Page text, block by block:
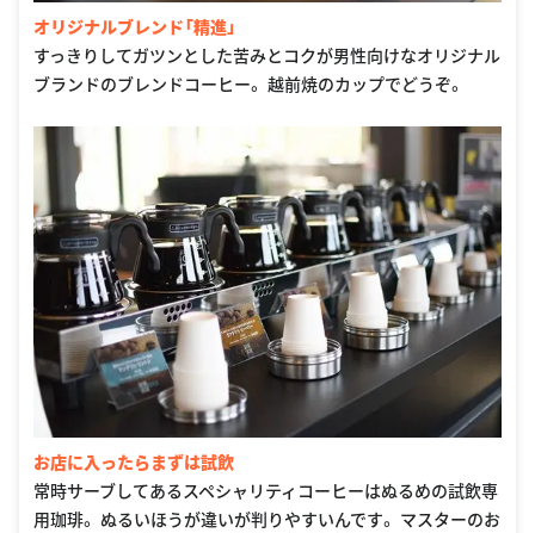
オリジナルブレンド「精進」
すっきりしてガツンとした苦みとコクが男性向けなオリジナル
ブランドのブレンドコーヒー。 越前焼のカップでどうぞ。
お店に入ったらまずは試飲
常時サーブしてあるスペシャリティコーヒーはぬるめの試飲専
用珈琲。 ぬるいほうが違いが判りやすいんです。 マスターのお